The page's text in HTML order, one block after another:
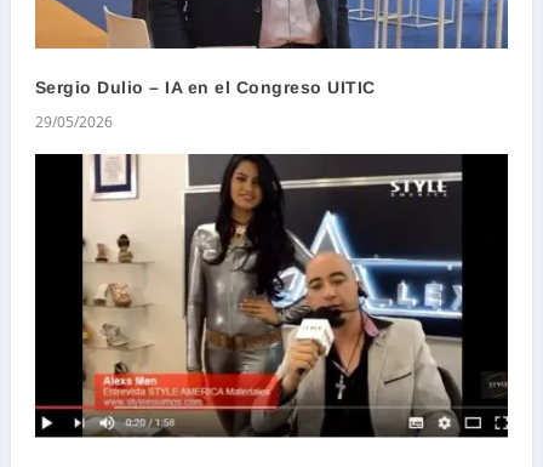
Sergio Dulio – IA en el Congreso UITIC
29/05/2026